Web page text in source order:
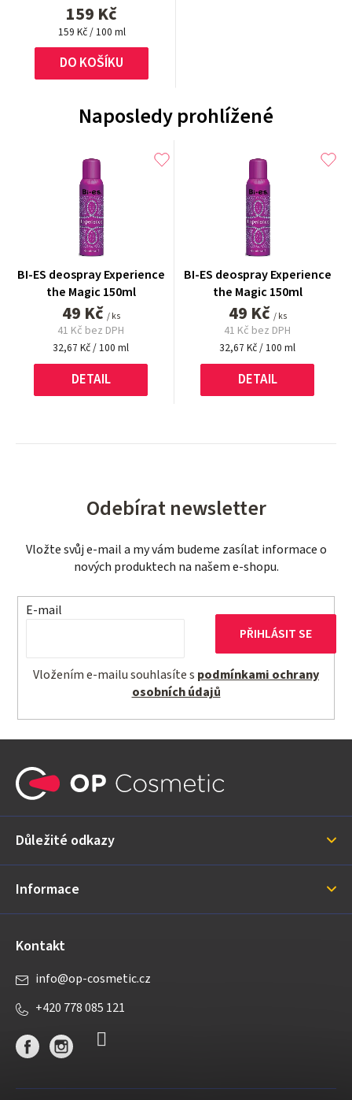
z
5
hvězdiček.
159 Kč
Měrná
cena:
159 Kč / 100 ml
DO KOŠÍKU
Naposledy prohlížené
BI-ES deospray Experience
the Magic 150ml
49 Kč / ks
41 Kč bez DPH
Měrná
32,67 Kč / 100 ml
DETAIL
BI-ES deospray Experience
the Magic 150ml
49 Kč / ks
41 Kč bez DPH
Měrná
32,67 Kč / 100 ml
DETAIL
Odebírat newsletter
Vložte svůj e-mail a my vám budeme zasílat informace o
nových produktech na našem e-shopu.
E-mail
Vložením e-mailu souhlasíte s podmínkami ochrany
osobních údajů
PŘIHLÁSIT SE
a
í
Důležité odkazy
Informace
Kontakt
info@op-cosmetic.cz
+420 778 085 121